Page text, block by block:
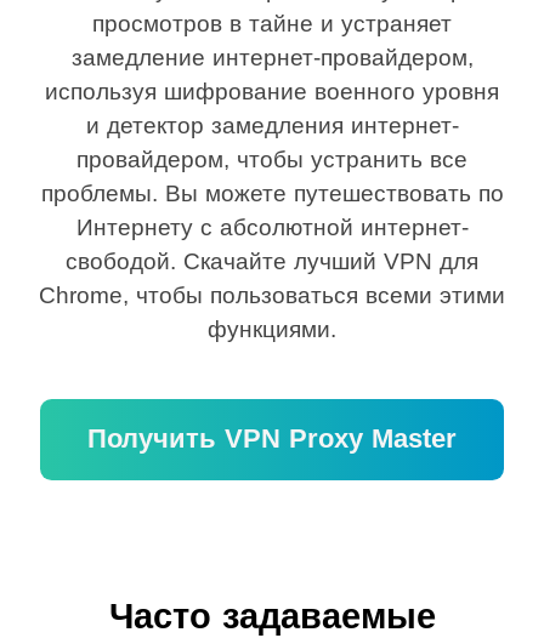
просмотров в тайне и устраняет
замедление интернет-провайдером,
используя шифрование военного уровня
и детектор замедления интернет-
провайдером, чтобы устранить все
проблемы. Вы можете путешествовать по
Интернету с абсолютной интернет-
свободой. Скачайте лучший VPN для
Chrome, чтобы пользоваться всеми этими
функциями.
Получить VPN Proxy Master
Часто задаваемые